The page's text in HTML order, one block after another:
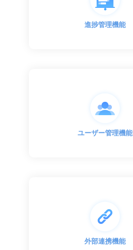
進捗管理機能
ユーザー管理機能
外部連携機能